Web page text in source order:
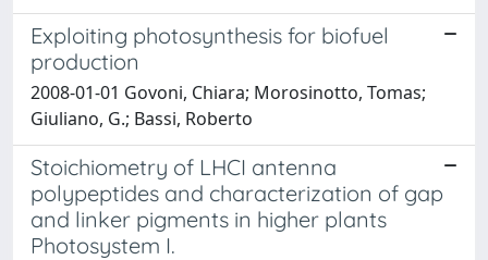
Exploiting photosynthesis for biofuel
production
2008-01-01 Govoni, Chiara; Morosinotto, Tomas;
Giuliano, G.; Bassi, Roberto
Stoichiometry of LHCI antenna
polypeptides and characterization of gap
and linker pigments in higher plants
Photosystem I.